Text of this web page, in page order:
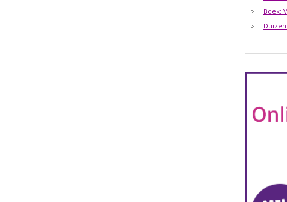
Boek: